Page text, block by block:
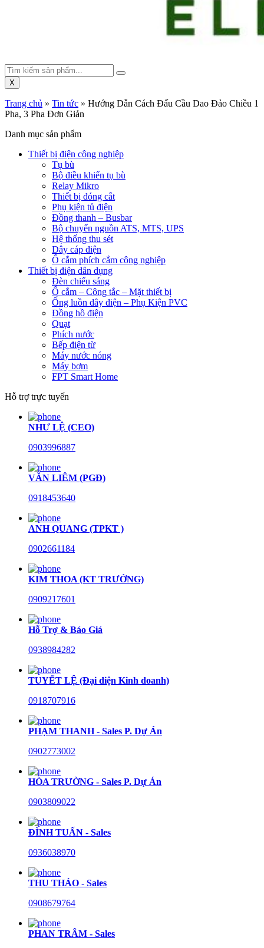
X
Trang chủ » Tin tức » Hướng Dẫn Cách Đấu Cầu Dao Đảo Chiều 1
Pha, 3 Pha Đơn Giản
Danh mục sản phẩm
Thiết bị điện công nghiệp
Tụ bù
Bộ điều khiển tụ bù
Relay Mikro
Thiết bị đóng cắt
Phụ kiện tủ điện
Đồng thanh – Busbar
Bộ chuyển nguồn ATS, MTS, UPS
Hệ thống thu sét
Dây cáp điện
Ổ cắm phích cắm công nghiệp
Thiết bị điện dân dụng
Đèn chiếu sáng
Ổ cắm – Công tắc – Mặt thiết bị
Ống luồn dây điện – Phụ Kiện PVC
Đồng hồ điện
Quạt
Phích nước
Bếp điện từ
Máy nước nóng
Máy bơm
FPT Smart Home
Hỗ trợ trực tuyến
NHƯ LỆ (CEO)
0903996887
VĂN LIÊM (PGĐ)
0918453640
ANH QUANG (TPKT )
0902661184
KIM THOA (KT TRƯỞNG)
0909217601
Hỗ Trợ & Báo Giá
0938984282
TUYẾT LỆ (Đại diện Kinh doanh)
0918707916
PHẠM THANH - Sales P. Dự Án
0902773002
HÒA TRƯỜNG - Sales P. Dự Án
0903809022
ĐÌNH TUẤN - Sales
0936038970
THU THẢO - Sales
0908679764
PHAN TRÂM - Sales